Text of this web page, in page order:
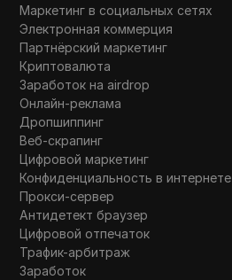
Маркетинг в социальных сетях
Электронная коммерция
Партнёрский маркетинг
Криптовалюта
Заработок на airdrop
Онлайн-реклама
Дропшиппинг
Веб-скрапинг
Цифровой маркетинг
Конфиденциальность в интернете
Прокси-сервер
Антидетект браузер
Цифровой отпечаток
Трафик-арбитраж
Заработок